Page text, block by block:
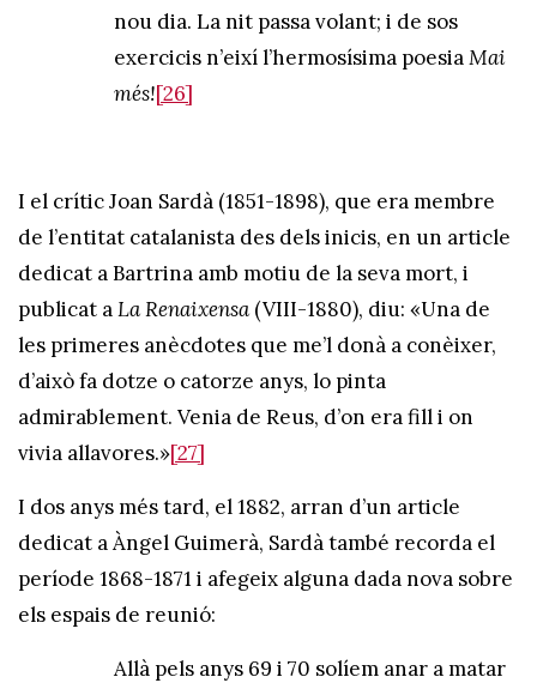
nou dia. La nit passa volant; i de sos
exercicis n’eixí l’hermosísima poesiaMai
més![26]
I el crític Joan Sardà (1851-1898), que era membre
de l’entitat catalanista des dels inicis, en un article
dedicat a Bartrina amb motiu de la seva mort, i
publicat aLa Renaixensa (VIII-1880), diu: «Una de
les primeres anècdotes que me’l donà a conèixer,
d’això fa dotze o catorze anys, lo pinta
admirablement. Venia de Reus, d’on era fill i on
vivia allavores.»[27]
I dos anys més tard, el 1882, arran d’un article
dedicat a Àngel Guimerà, Sardà també recorda el
període 1868-1871 i afegeix alguna dada nova sobre
els espais de reunió:
Allà pels anys 69 i 70 solíem anar a matar